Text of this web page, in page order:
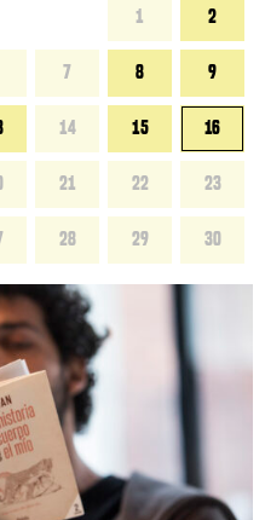
1 2
7 8 9
14 15 16
21 22 23
28 29 30